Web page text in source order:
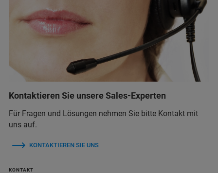
Kontaktieren Sie unsere Sales-Experten
Für Fragen und Lösungen nehmen Sie bitte Kontakt mit
uns auf.
KONTAKTIEREN SIE UNS
KONTAKT